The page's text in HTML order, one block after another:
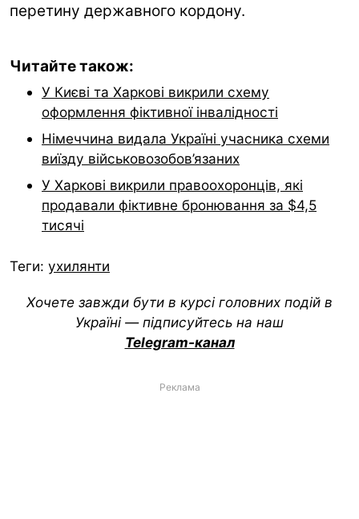
перетину державного кордону.
Читайте також:
У Києві та Харкові викрили схему
оформлення фіктивної інвалідності
Німеччина видала Україні учасника схеми
виїзду військовозобов’язаних
У Харкові викрили правоохоронців, які
продавали фіктивне бронювання за $4,5
тисячі
Теги: ухилянти
Хочете завжди бути в курсі головних подій в
Україні — підписуйтесь на наш
Telegram-канал
Реклама